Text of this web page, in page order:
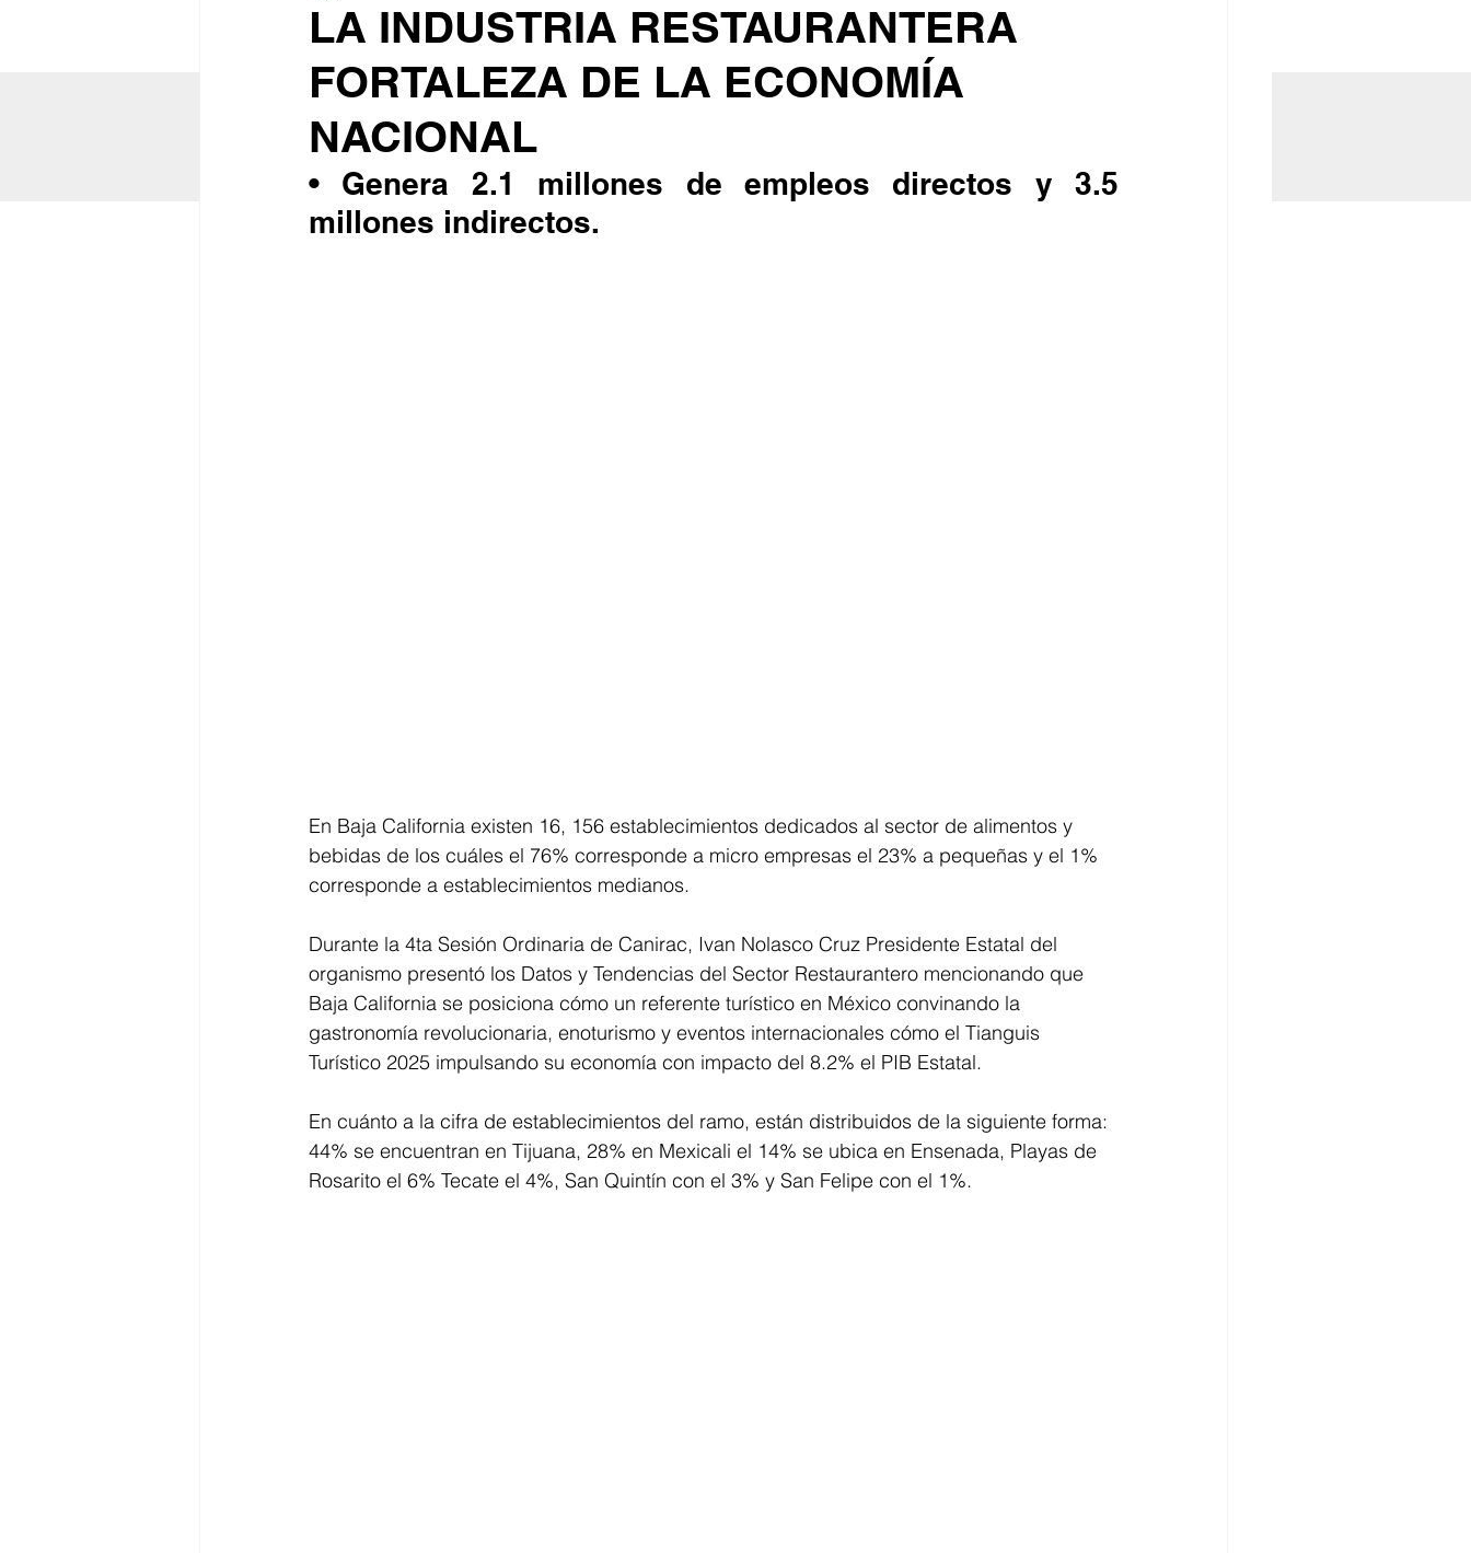
LA INDUSTRIA RESTAURANTERA
FORTALEZA DE LA ECONOMÍA
NACIONAL
• Genera 2.1 millones de empleos directos y 3.5
millones indirectos.
En Baja California existen 16, 156 establecimientos dedicados al sector de alimentos y
bebidas de los cuáles el 76% corresponde a micro empresas el 23% a pequeñas y el 1%
corresponde a establecimientos medianos.
Durante la 4ta Sesión Ordinaria de Canirac, Ivan Nolasco Cruz Presidente Estatal del
organismo presentó los Datos y Tendencias del Sector Restaurantero mencionando que
Baja California se posiciona cómo un referente turístico en México convinando la
gastronomía revolucionaria, enoturismo y eventos internacionales cómo el Tianguis
Turístico 2025 impulsando su economía con impacto del 8.2% el PIB Estatal.
En cuánto a la cifra de establecimientos del ramo, están distribuidos de la siguiente forma:
44% se encuentran en Tijuana, 28% en Mexicali el 14% se ubica en Ensenada, Playas de
Rosarito el 6% Tecate el 4%, San Quintín con el 3% y San Felipe con el 1%.